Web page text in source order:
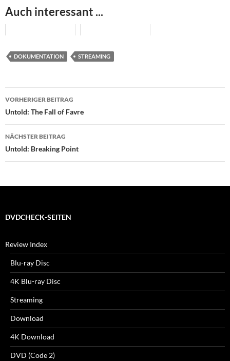
Auch interessant ...
DOKUMENTATION STREAMING
Beitragsnavigation
VORHERIGER BEITRAG
Untold: The Fall of Favre
NÄCHSTER BEITRAG
Untold: Breaking Point
DVDCHECK-SEITEN
Review Index
Blu-ray Disc
4K Blu-ray Disc
Streaming
Download
4K Download
DVD (Code 2)